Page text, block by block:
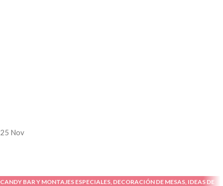
25 Nov
CANDY BAR Y MONTAJES ESPECIALES, DECORACIÓN DE MESAS, IDEAS DE